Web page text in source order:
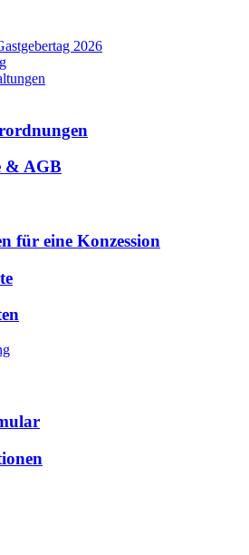
2026
& AGB
für eine Konzession